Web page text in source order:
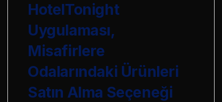
HotelTonight
Uygulaması,
Misafirlere
Odalarındaki Ürünleri
Satın Alma Seçeneği